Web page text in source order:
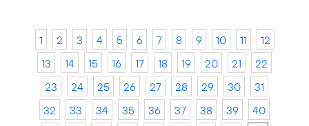
1 2 3 4 5 6 7 8 9 10 11
12
13
14 15 16 17 18 19 20 21
22
23
24 25 26 27 28 29 30
31
32
33 34 35 36 37 38 39
40